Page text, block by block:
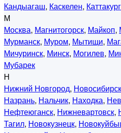
Кандыагаш, Каскелен,
М
Москва, Магнитогорск, Майкоп,
Мурманск, Муром, Мытищи,
Мичуринск, Минск, Могилев,
Мубарек
Н
Нижний Новгород, Новосибирск
Назрань, Нальчик, Находка,
Нефтеюганск, Нижневартовск,
Тагил, Новокузнецк,